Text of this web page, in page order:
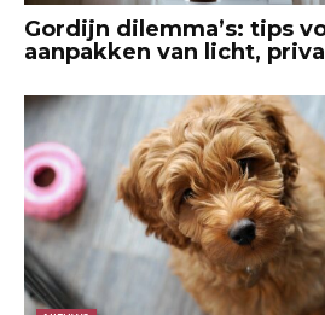
Gordijn dilemma’s: tips
aanpakken van licht,